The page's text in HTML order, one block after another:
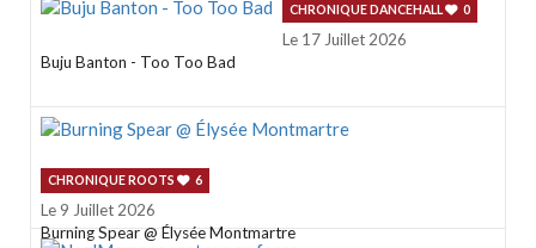
CHRONIQUE DANCEHALL 0
Le 17 Juillet 2026
Buju Banton - Too Too Bad
CHRONIQUE ROOTS 6
Le 9 Juillet 2026
Burning Spear @ Élysée Montmartre